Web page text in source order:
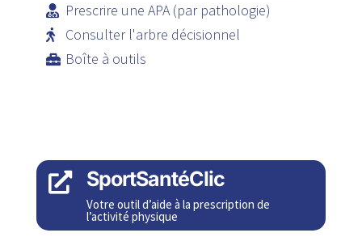
Prescrire une APA (par pathologie)
Consulter l'arbre décisionnel
Boîte à outils
 SportSantéClic
Votre outil d’aide à la prescription de
l’activité physique